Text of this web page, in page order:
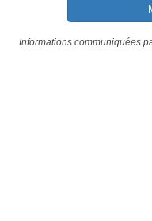
Informations communiquées